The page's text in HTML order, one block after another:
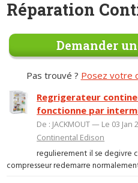
Réparation
Demander
Pas trouvé ? Posez votre
Regrigerateur
fonctionne par
De : JACKMOUT — Le 03
Continental Edison
regulierement il se degivre
compresseur redemarre